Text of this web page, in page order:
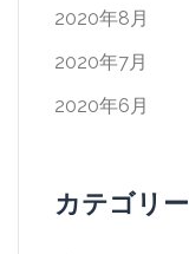
2020年8月
2020年7月
2020年6月
カテゴリー